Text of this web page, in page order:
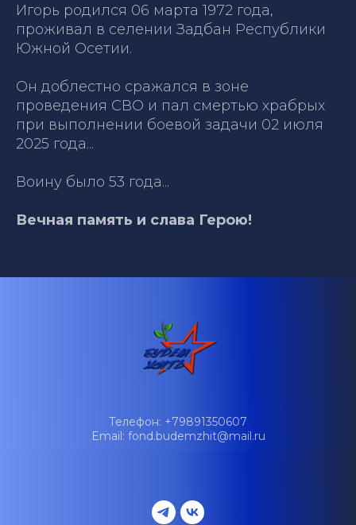
Игорь родился 06 марта 1972 года,
проживал в селении Задбан Республики
Южной Осетии.
Он доблестно сражался в зоне
проведения СВО и пал смертью храбрых
при выполнении боевой задачи 02 июля
2025 года...
Воину было 53 года...
Вечная память и слава Герою!
Телефон: +79891350607
Email: fond.budemzhit@mail.ru